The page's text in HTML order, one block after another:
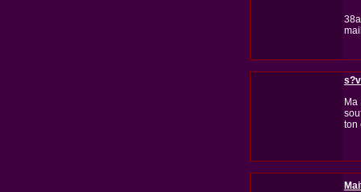
Ma
ton